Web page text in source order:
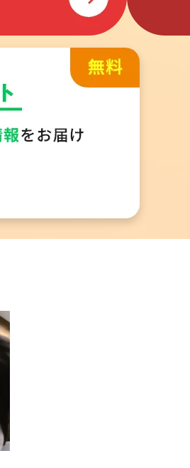
ザのキャッシュクリアを行い、再ロ
ほぼ同じ内容・問われ方のコード
「付箋」「メモ」「学習記録（カレ
す。